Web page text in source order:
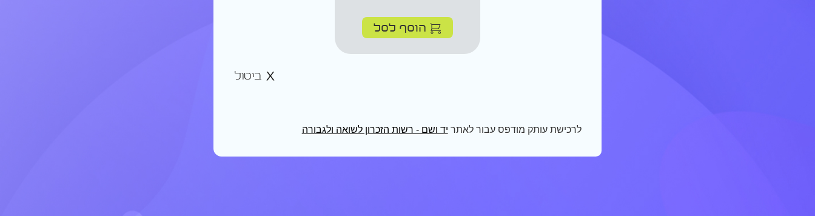
הוסף לסל
ביטול
לרכישת עותק מודפס עבור לאתר יד ושם - רשות הזכרון לשואה ולגבורה